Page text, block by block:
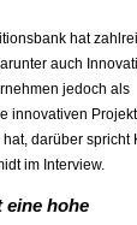
hat
auch
jedoch als
innovativen
darüber spricht
im Interview.
eine hohe